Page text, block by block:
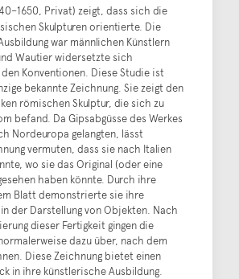
Privat) zeigt, dass sich die
Skulpturen orientierte. Die
war männlichen Künstlern
Wautier widersetzte sich
Konventionen. Diese Studie ist
bekannte Zeichnung. Sie zeigt den
römischen Skulptur, die sich zu
befand. Da Gipsabgüsse des Werkes
Nordeuropa gelangten, lässt
vermuten, dass sie nach Italien
wo sie das Original (oder eine
haben könnte. Durch ihre
Blatt demonstrierte sie ihre
der Darstellung von Objekten. Nach
dieser Fertigkeit gingen die
dazu über, nach dem
Diese Zeichnung bietet einen
in ihre künstlerische Ausbildung.